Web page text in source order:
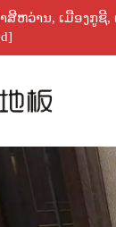
ຫວ່ານ, ເມືອງກູຊີ,